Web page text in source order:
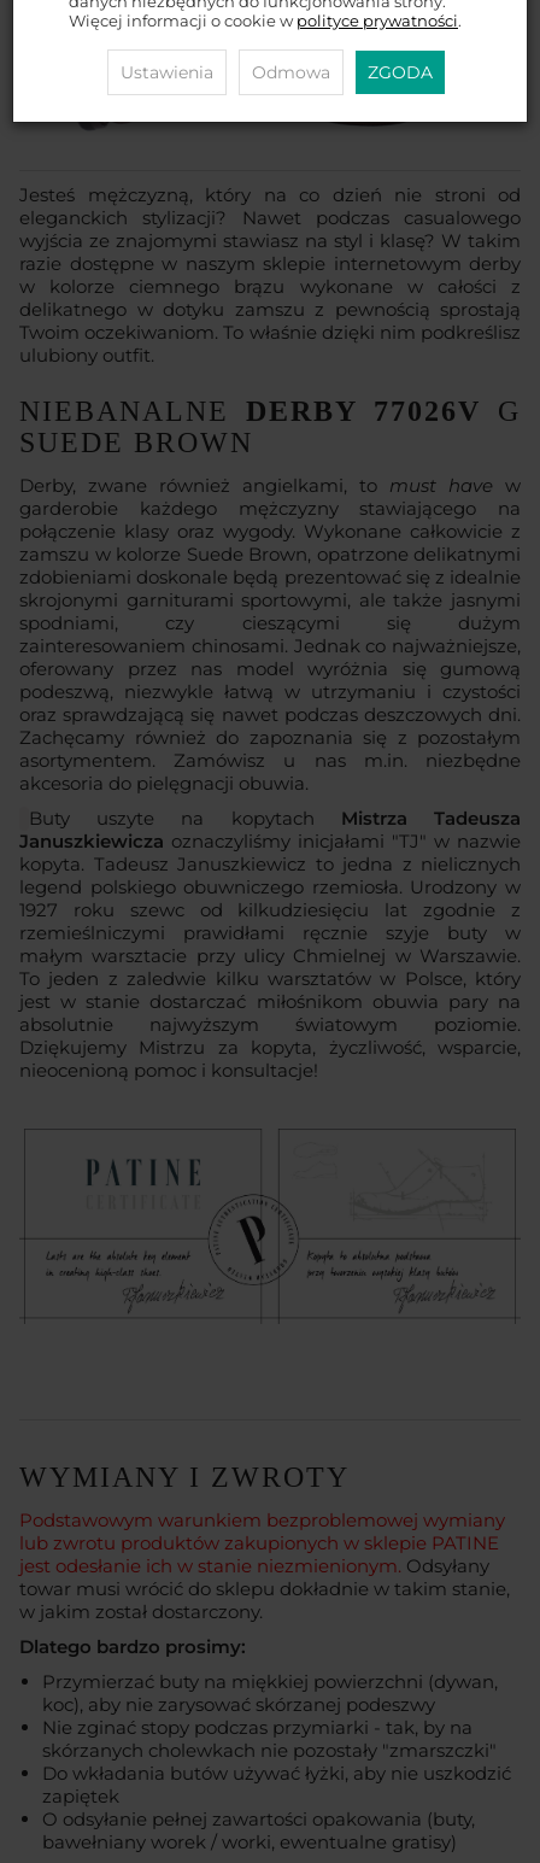
Jesteś mężczyzną, który na co dzień nie stroni od
eleganckich stylizacji? Nawet podczas casualowego
wyjścia ze znajomymi stawiasz na styl i klasę? W takim
razie dostępne w naszym sklepie internetowym derby
w kolorze ciemnego brązu wykonane w całości z
delikatnego w dotyku zamszu z pewnością sprostają
Twoim oczekiwaniom. To właśnie dzięki nim podkreślisz
ulubiony outfit.
NIEBANALNE DERBY 77026V G
SUEDE BROWN
Derby, zwane również angielkami, to must have w
garderobie każdego mężczyzny stawiającego na
połączenie klasy oraz wygody. Wykonane całkowicie z
zamszu w kolorze Suede Brown, opatrzone delikatnymi
zdobieniami doskonale będą prezentować się z idealnie
skrojonymi garniturami sportowymi, ale także jasnymi
spodniami, czy cieszącymi się dużym
zainteresowaniem chinosami. Jednak co najważniejsze,
oferowany przez nas model wyróżnia się gumową
podeszwą, niezwykle łatwą w utrzymaniu i czystości
oraz sprawdzającą się nawet podczas deszczowych dni.
Zachęcamy również do zapoznania się z pozostałym
asortymentem. Zamówisz u nas m.in. niezbędne
akcesoria do pielęgnacji obuwia.
Buty uszyte na kopytach Mistrza Tadeusza
Januszkiewicza oznaczyliśmy inicjałami "TJ" w nazwie
kopyta. Tadeusz Januszkiewicz to jedna z nielicznych
legend polskiego obuwniczego rzemiosła. Urodzony w
1927 roku szewc od kilkudziesięciu lat zgodnie z
rzemieślniczymi prawidłami ręcznie szyje buty w
małym warsztacie przy ulicy Chmielnej w Warszawie.
To jeden z zaledwie kilku warsztatów w Polsce, który
jest w stanie dostarczać miłośnikom obuwia pary na
absolutnie najwyższym światowym poziomie.
Dziękujemy Mistrzu za kopyta, życzliwość, wsparcie,
nieocenioną pomoc i konsultacje!
WYMIANY I ZWROTY
Podstawowym warunkiem bezproblemowej wymiany
lub zwrotu produktów zakupionych w sklepie PATINE
jest odesłanie ich w stanie niezmienionym. Odsyłany
towar musi wrócić do sklepu dokładnie w takim stanie,
w jakim został dostarczony.
Dlatego bardzo prosimy:
Przymierzać buty na miękkiej powierzchni (dywan,
koc), aby nie zarysować skórzanej podeszwy
Nie zginać stopy podczas przymiarki - tak, by na
skórzanych cholewkach nie pozostały "zmarszczki"
Do wkładania butów używać łyżki, aby nie uszkodzić
zapiętek
O odsyłanie pełnej zawartości opakowania (buty,
bawełniany worek / worki, ewentualne gratisy)
Więcej informacji o cookie w polityce prywatności.
Ustawienia Odmowa ZGODA